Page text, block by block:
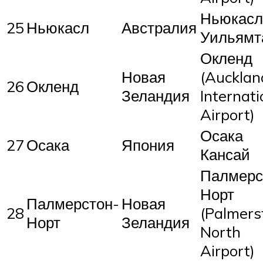
25 Ньюкасл Австралия Ньюкасл
26Окленд
Новая
Зеландия
Окленд
Airport)
27Осака Япония
Осака
Кансай
28 Палмерстон-
Норт
Новая
Зеландия
Норт
North
Airport)